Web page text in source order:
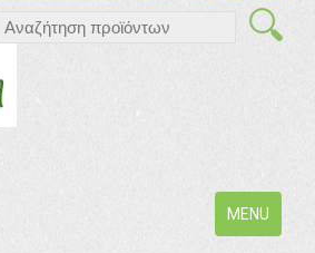
Toggle
navigation
MENU